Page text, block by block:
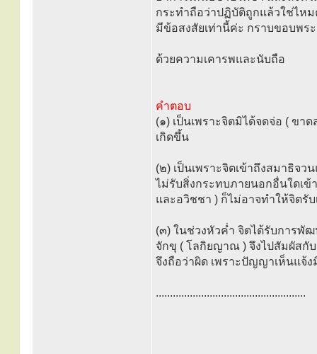
กระทำถือว่าปฏิบัติถูกแล้วใช่ไห
มีข้อสงสัยเท่านี้ค่ะ กราบขอบพ
ด้วยความเคารพและนับถือ
คำตอบ
(๑) เป็นเพราะจิตมิได้จดจ่อ ( ขา
เกิดขึ้น
(๒) เป็นเพราะจิตเข้าถึงสมาธิจ
ไม่รับสิ่งกระทบภายนอกอื่นใดเ
และอวิชชา ) ก็ไม่อาจทำให้จิตรั
(๓) ในช่วงหัวค่ำ จิตได้รับการพั
จักขุ ( โลกิยญาณ ) จึงไปสัมผัสกั
จึงถือว่าผิด เพราะปัญญาเห็นแจ้ง
.....................................................